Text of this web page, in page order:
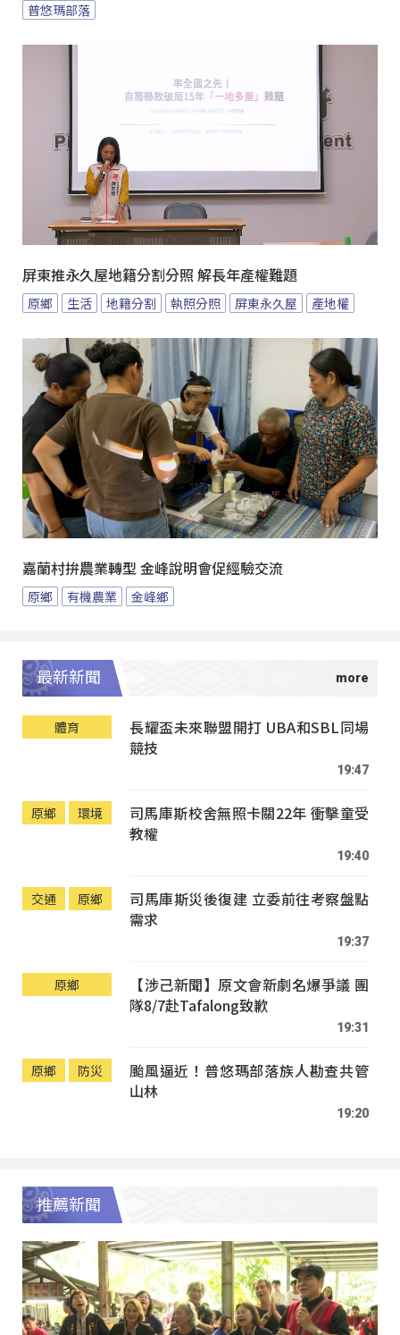
普悠瑪部落
屏東推永久屋地籍分割分照 解長年產權難題
原鄉 生活 地籍分割 執照分照 屏東永久屋 產地權
嘉蘭村拚農業轉型 金峰說明會促經驗交流
原鄉 有機農業 金峰鄉
最新新聞
體育
長耀盃未來聯盟開打 UBA和SBL同場
競技
19:47
原鄉 環境
司馬庫斯校舍無照卡關22年 衝擊童受
教權
19:40
交通 原鄉
司馬庫斯災後復建 立委前往考察盤點
需求
19:37
原鄉
【涉己新聞】原文會新劇名爆爭議 團
隊8/7赴Tafalong致歉
19:31
原鄉 防災
颱風逼近！普悠瑪部落族人勘查共管
山林
19:20
推薦新聞